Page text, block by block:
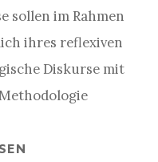
sollen im Rahmen
ihres reflexiven
Diskurse mit